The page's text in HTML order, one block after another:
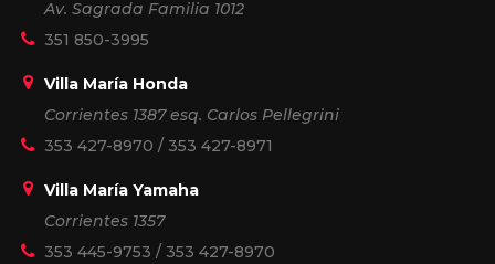
Av. Sagrada Familia 1012
351 850-3995
Villa María Honda
Corrientes 1387 esq. Carlos Pellegrini
353 427-8970 / 353 427-8971
Villa María Yamaha
Corrientes 1357
353 445-9753 / 353 427-8970